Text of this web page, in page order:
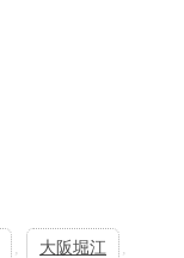
大阪堀江